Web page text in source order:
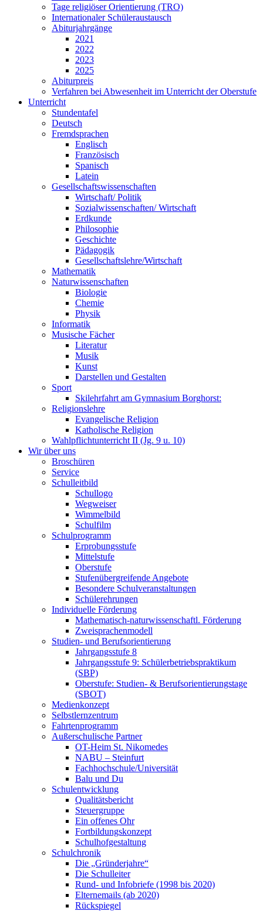
Tage religiöser Orientierung (TRO)
Internationaler Schüleraustausch
Abiturjahrgänge
2021
2022
2023
2025
Abiturpreis
Verfahren bei Abwesenheit im Unterricht der Oberstufe
Unterricht
Stundentafel
Deutsch
Fremdsprachen
Englisch
Französisch
Spanisch
Latein
Gesellschaftswissenschaften
Wirtschaft/ Politik
Sozialwissenschaften/ Wirtschaft
Erdkunde
Philosophie
Geschichte
Pädagogik
Gesellschaftslehre/Wirtschaft
Mathematik
Naturwissenschaften
Biologie
Chemie
Physik
Informatik
Musische Fächer
Literatur
Musik
Kunst
Darstellen und Gestalten
Sport
Skilehrfahrt am Gymnasium Borghorst:
Religionslehre
Evangelische Religion
Katholische Religion
Wahlpflichtunterricht II (Jg. 9 u. 10)
Wir über uns
Broschüren
Service
Schulleitbild
Schullogo
Wegweiser
Wimmelbild
Schulfilm
Schulprogramm
Erprobungsstufe
Mittelstufe
Oberstufe
Stufenübergreifende Angebote
Besondere Schulveranstaltungen
Schülerehrungen
Individuelle Förderung
Mathematisch-naturwissenschaftl. Förderung
Zweisprachenmodell
Studien- und Berufsorientierung
Jahrgangsstufe 8
Jahrgangsstufe 9: Schülerbetriebspraktikum
(SBP)
Oberstufe: Studien- & Berufsorientierungstage
(SBOT)
Medienkonzept
Selbstlernzentrum
Fahrtenprogramm
Außerschulische Partner
OT-Heim St. Nikomedes
NABU – Steinfurt
Fachhochschule/Universität
Balu und Du
Schulentwicklung
Qualitätsbericht
Steuergruppe
Ein offenes Ohr
Fortbildungskonzept
Schulhofgestaltung
Schulchronik
Die „Gründerjahre“
Die Schulleiter
Rund- und Infobriefe (1998 bis 2020)
Elternemails (ab 2020)
Rückspiegel